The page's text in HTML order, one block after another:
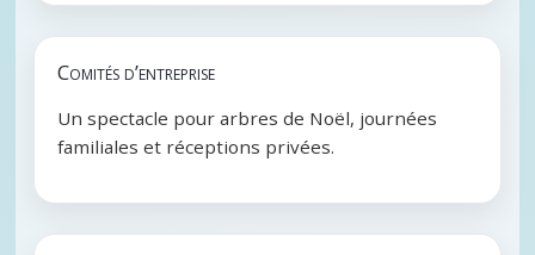
Comités d’entreprise
Un spectacle pour arbres de Noël, journées
familiales et réceptions privées.